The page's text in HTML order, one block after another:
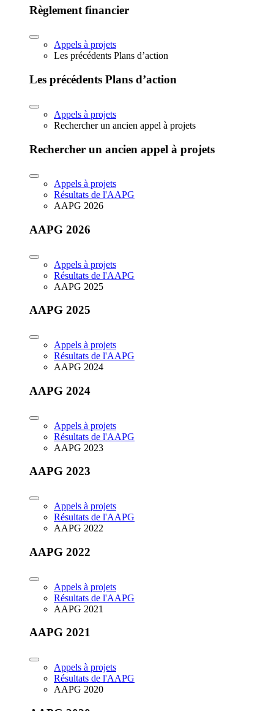
Règlement financier
Appels à projets
Les précédents Plans d’action
Les précédents Plans d’action
Appels à projets
Rechercher un ancien appel à projets
Rechercher un ancien appel à projets
Appels à projets
Résultats de l'AAPG
AAPG 2026
AAPG 2026
Appels à projets
Résultats de l'AAPG
AAPG 2025
AAPG 2025
Appels à projets
Résultats de l'AAPG
AAPG 2024
AAPG 2024
Appels à projets
Résultats de l'AAPG
AAPG 2023
AAPG 2023
Appels à projets
Résultats de l'AAPG
AAPG 2022
AAPG 2022
Appels à projets
Résultats de l'AAPG
AAPG 2021
AAPG 2021
Appels à projets
Résultats de l'AAPG
AAPG 2020